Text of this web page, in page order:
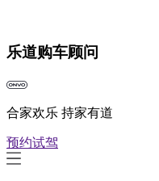
乐道购车顾问
合家欢乐 持家有道
预约试驾